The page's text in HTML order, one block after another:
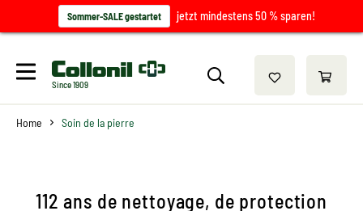
Sommer-SALE gestartet jetzt mindestens 50 % sparen!
Since 1909
Home Soin de la pierre
112 ans de nettoyage, de protection